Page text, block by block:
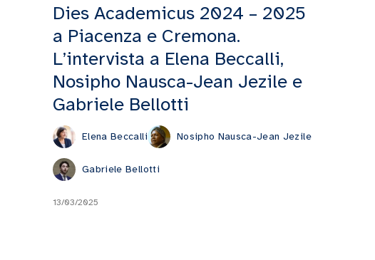
Dies Academicus 2024 – 2025
a Piacenza e Cremona.
L’intervista a Elena Beccalli,
Nosipho Nausca-Jean Jezile e
Gabriele Bellotti
Elena Beccalli Nosipho Nausca-Jean Jezile
Gabriele Bellotti
13/03/2025